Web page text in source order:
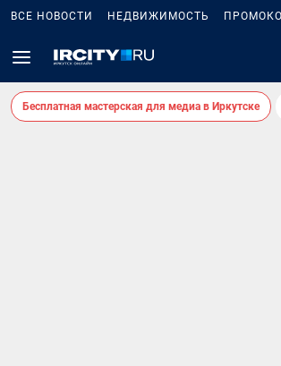
ВСЕ НОВОСТИ НЕДВИЖИМОСТЬ
Бесплатная мастерская для медиа в Иркутске